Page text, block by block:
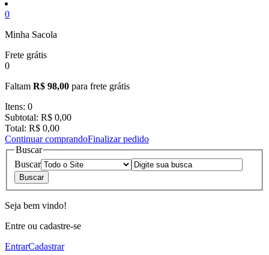
0
Minha Sacola
Frete grátis
0
Faltam R$ 98,00 para frete grátis
Itens: 0
Subtotal: R$ 0,00
Total: R$ 0,00
Continuar comprandoFinalizar pedido
Buscar
Buscar
Seja bem vindo!
Entre ou cadastre-se
EntrarCadastrar